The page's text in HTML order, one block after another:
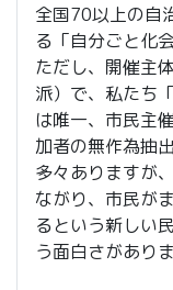
全国70以上の自
る「自分ごと化会
ただし、開催主
派）で、私たち
は唯一、市民主
加者の無作為抽
多々ありますが
ながり、市民が
るという新しい
う面白さがありま